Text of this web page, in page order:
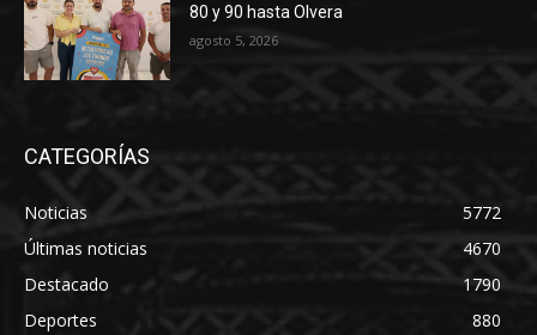
80 y 90 hasta Olvera
agosto 5, 2026
CATEGORÍAS
Noticias
5772
Últimas noticias
4670
Destacado
1790
Deportes
880